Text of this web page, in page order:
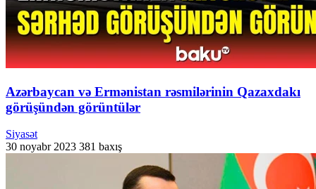
Azərbaycan və Ermənistan rəsmilərinin Qazaxdakı
görüşündən görüntülər
Siyasət
30 noyabr 2023 381 baxış